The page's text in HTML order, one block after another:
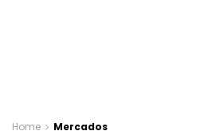
Home Mercados